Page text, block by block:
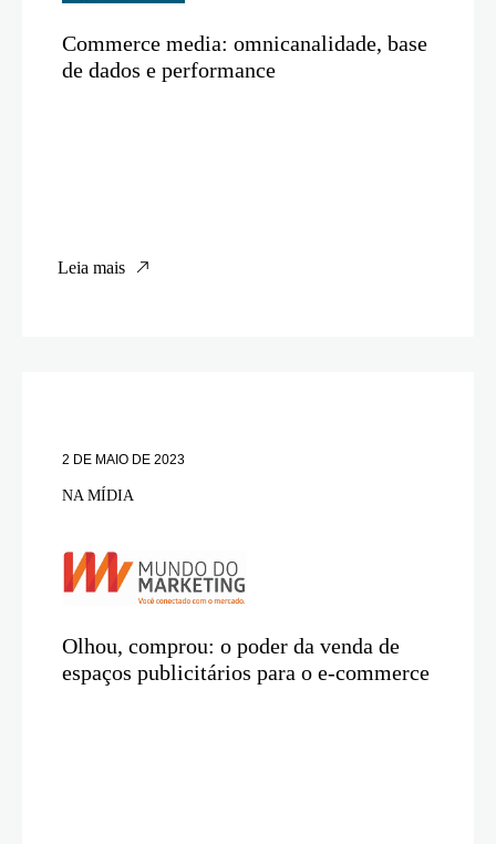
Commerce media: omnicanalidade, base
de dados e performance
Leia mais
2 DE MAIO DE 2023
NA MÍDIA
Olhou, comprou: o poder da venda de
espaços publicitários para o e-commerce